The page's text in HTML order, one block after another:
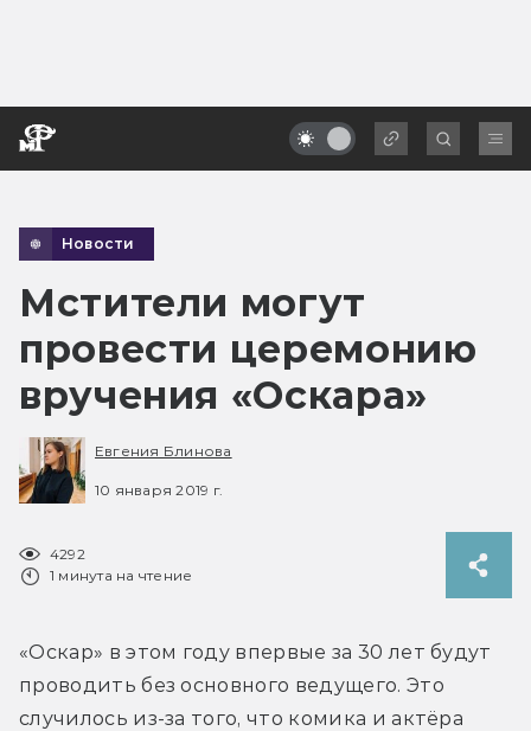
Новости
Мстители могут
провести церемонию
вручения «Оскара»
Евгения Блинова
10 января 2019 г.
4292
1 минута на чтение
«Оскар» в этом году впервые за 30 лет будут
проводить без основного ведущего. Это
случилось из-за того, что комика и актёра